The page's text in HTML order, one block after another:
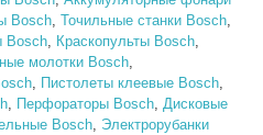
Bosch, Точильные станки Bosch,
Bosch, Краскопульты Bosch,
молотки Bosch,
, Пистолеты клеевые Bosch,
, Перфораторы Bosch, Дисковые
Bosch, Электрорубанки